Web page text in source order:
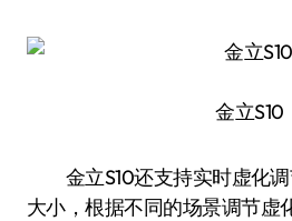
金立S10
金立S10还支持实时虚化调
大小，根据不同的场景调节虚